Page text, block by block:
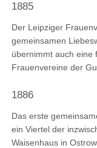
1885
Der Leipziger
gemeinsamen
übernimmt auch eine
Frauenvereine der
1886
Das erste
ein Viertel der
Waisenhaus in